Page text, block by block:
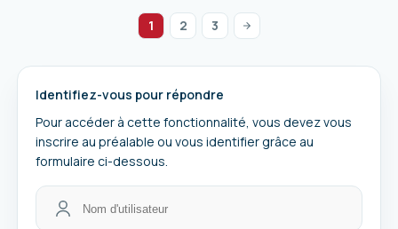
1 2 3
Identifiez-vous pour répondre
Pour accéder à cette fonctionnalité, vous devez vous
inscrire au préalable ou vous identifier grâce au
formulaire ci-dessous.